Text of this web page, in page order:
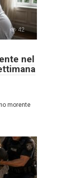
42
nel
morente